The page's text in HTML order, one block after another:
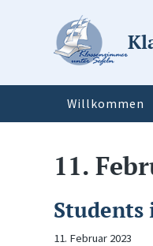
Willkommen
11.
Students
11. Februar 2023